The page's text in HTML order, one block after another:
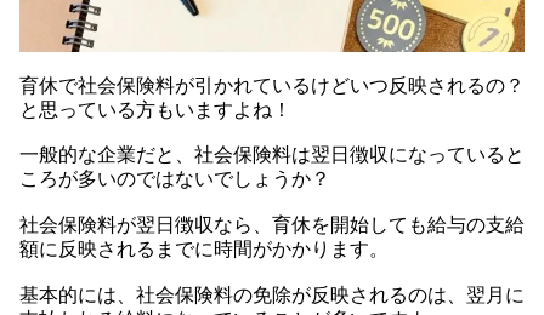
育休で社会保険料が引かれているけどいつ反映されるの？
と思っている方もいますよね！
一般的な企業だと、社会保険料は翌日徴収になっていると
ころが多いのではないでしょうか？
社会保険料が翌日徴収なら、育休を開始しても給与の支給
額に反映されるまでに時間がかかります。
基本的には、社会保険料の免除が反映されるのは、翌月に